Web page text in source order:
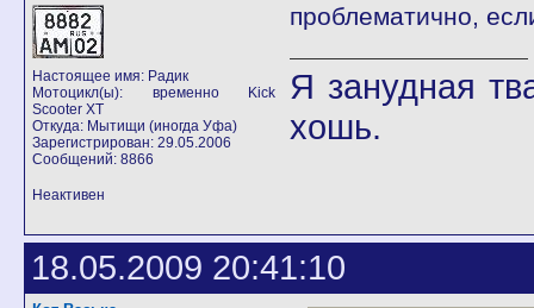
Настоящее имя: Радик
Мотоцикл(ы): временно Kick
Scooter XT
Откуда: Мытищи (иногда Уфа)
Зарегистрирован: 29.05.2006
Сообщений: 8866
проблематично,
Я занудная
хошь.
Неактивен
18.05.2009 20:41:10